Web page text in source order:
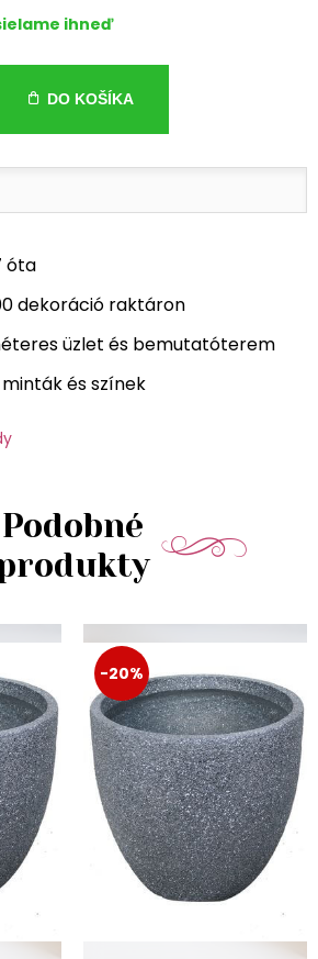
ihneď
DO KOŠÍKA
óta
dekoráció raktáron
üzlet és bemutatóterem
és színek
Podobné
-20%